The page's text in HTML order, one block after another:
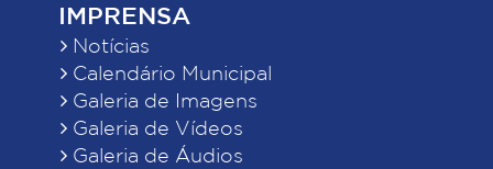
IMPRENSA
Notícias
Calendário Municipal
Galeria de Imagens
Galeria de Vídeos
Galeria de Áudios